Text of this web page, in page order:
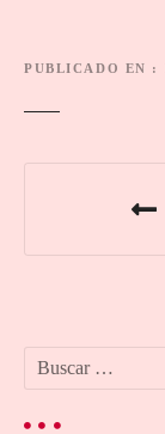
PUBLICADO EN
g
a